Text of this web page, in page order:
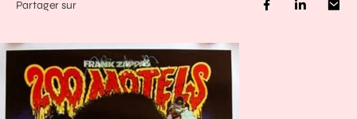
Partager sur
Agrandir